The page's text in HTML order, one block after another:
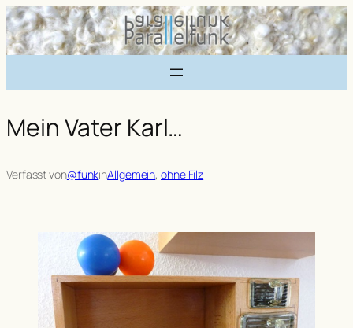
Zum
Inhalt
springen
Mein Vater Karl…
Verfasst von@funkinAllgemein, ohne Filz